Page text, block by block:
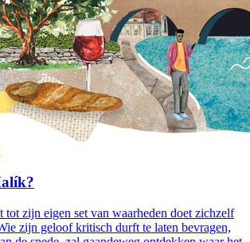
tot zijn eigen set van waarheden doet zichzelf
zijn geloof kritisch durft te laten bevragen,